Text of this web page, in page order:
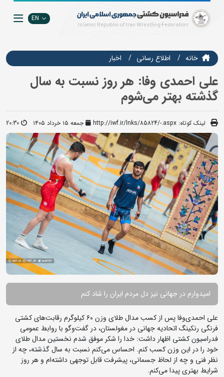
EN
خانه اطلاع رسانی اخبار
علی احمدی وفا: هر روز نسبت به سال
گذشته بهتر می‌شوم
لینک کوتاه: http://iwf.ir/lnks/85824/-.aspx جمعه ۱۵ خرداد ۱۴۰۵ 20:30
امیدوارم در جهانی نیز دل مردم ایران را شاد کنم
علی احمدی‌وفا پس از کسب مدال طلای وزن ۶۰ کیلوگرم رقابت‌های کشتی
فرنگی رنکینگ اتحادیه جهانی در مغولستان، در گفت‌وگو با روابط عمومی
فدراسیون کشتی اظهار داشت: خدا را شکر موفق شدم نخستین مدال طلای
خود را در این وزن کسب کنم. احساس می‌کنم نسبت به سال گذشته، چه از
نظر فنی و چه از لحاظ جسمانی، پیشرفت قابل توجهی داشته‌ام و هر روز
شرایط بهتری پیدا می‌کنم.